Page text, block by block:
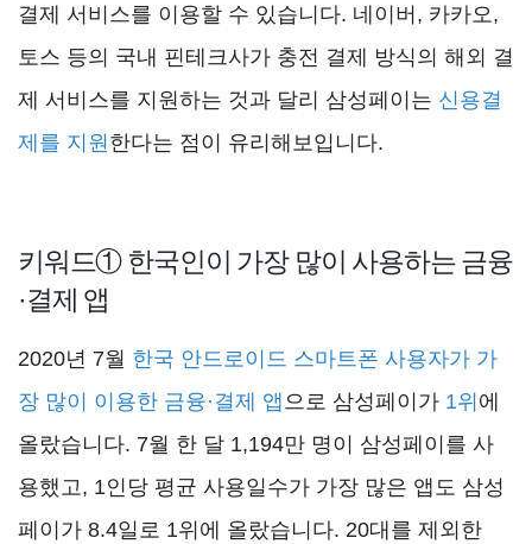
결제 서비스를 이용할 수 있습니다. 네이버, 카카오,
토스 등의 국내 핀테크사가 충전 결제 방식의 해외 결
제 서비스를 지원하는 것과 달리 삼성페이는 신용결
제를 지원 한다는 점이 유리해보입니다.
키워드① 한국인이 가장 많이 사용하는 금융
·결제 앱
2020년 7월 한국 안드로이드 스마트폰 사용자가 가
장 많이 이용한 금융·결제 앱 으로 삼성페이가 1위 에
올랐습니다. 7월 한 달 1,194만 명이 삼성페이를 사
용했고, 1인당 평균 사용일수가 가장 많은 앱도 삼성
페이가 8.4일로 1위에 올랐습니다. 20대를 제외한